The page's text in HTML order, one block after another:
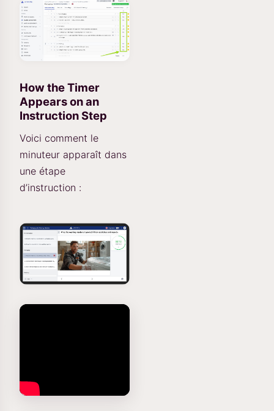
How the Timer
Appears on an
Instruction Step
Voici comment le
minuteur apparaît dans
une étape
d’instruction :